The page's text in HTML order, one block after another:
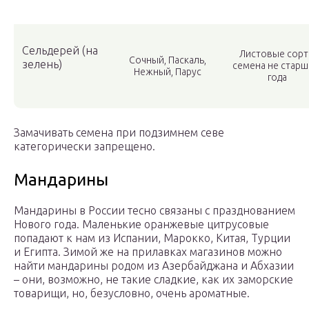
Сельдерей (на
зелень)
Сочный, Паскаль,
Нежный, Парус
Листовые
семена не
года
Замачивать семена при подзимнем севе
категорически запрещено.
Мандарины
Мандарины в России тесно связаны с празднованием
Нового года. Маленькие оранжевые цитрусовые
попадают к нам из Испании, Марокко, Китая, Турции
и Египта. Зимой же на прилавках магазинов можно
найти мандарины родом из Азербайджана и Абхазии
– они, возможно, не такие сладкие, как их заморские
товарищи, но, безусловно, очень ароматные.